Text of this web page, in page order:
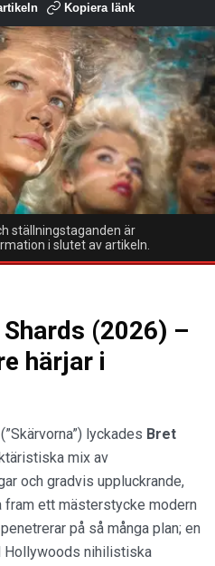
Kopiera länk
ställningstaganden är
i slutet av artikeln.
(2026) –
härjar i
lyckades Bret
mix av
och gradvis uppluckrande,
ett mästerstycke modern
på så många plan; en
Hollywoods nihilistiska